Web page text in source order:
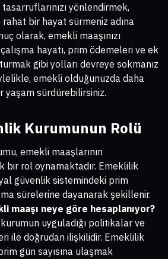
yönlendirmek,
bir hayat sürmeniz adına
olarak, emekli maaşınızı
hayatı, prim ödemeleri ve ek
gibi yolları devreye sokmanız
emekli olduğunuzda daha
yaşam sürdürebilirsiniz.
Kurumunun Rolü
emekli maaşlarının
bir rol oynamaktadır. Emeklilik
güvenlik sistemindeki prim
sürelerine dayanarak şekillenir.
maaşı neye göre hesaplanıyor?
uyguladığı politikalar ve
ile doğrudan ilişkilidir. Emeklilik
gün sayısına ulaşmak